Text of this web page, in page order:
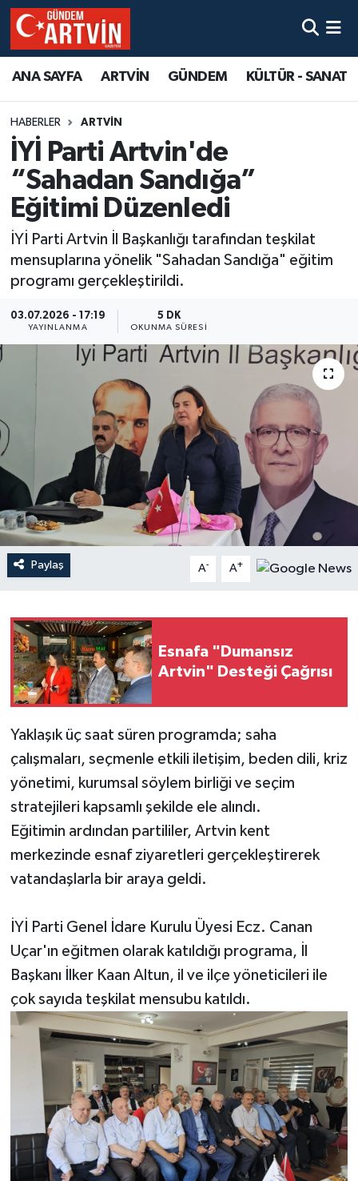
ANA SAYFA ARTVİN GÜNDEM KÜLTÜR - SANAT
HABERLER ARTVİN
İYİ Parti Artvin'de
“Sahadan Sandığa”
Eğitimi Düzenledi
İYİ Parti Artvin İl Başkanlığı tarafından teşkilat
mensuplarına yönelik "Sahadan Sandığa" eğitim
programı gerçekleştirildi.
03.07.2026 - 17:19
YAYINLANMA
5 DK
OKUNMA SÜRESI
Paylaş A- A+
Esnafa "Dumansız
Artvin" Desteği Çağrısı
Yaklaşık üç saat süren programda; saha
çalışmaları, seçmenle etkili iletişim, beden dili, kriz
yönetimi, kurumsal söylem birliği ve seçim
stratejileri kapsamlı şekilde ele alındı.
Eğitimin ardından partililer, Artvin kent
merkezinde esnaf ziyaretleri gerçekleştirerek
vatandaşlarla bir araya geldi.
İYİ Parti Genel İdare Kurulu Üyesi Ecz. Canan
Uçar'ın eğitmen olarak katıldığı programa, İl
Başkanı İlker Kaan Altun, il ve ilçe yöneticileri ile
çok sayıda teşkilat mensubu katıldı.